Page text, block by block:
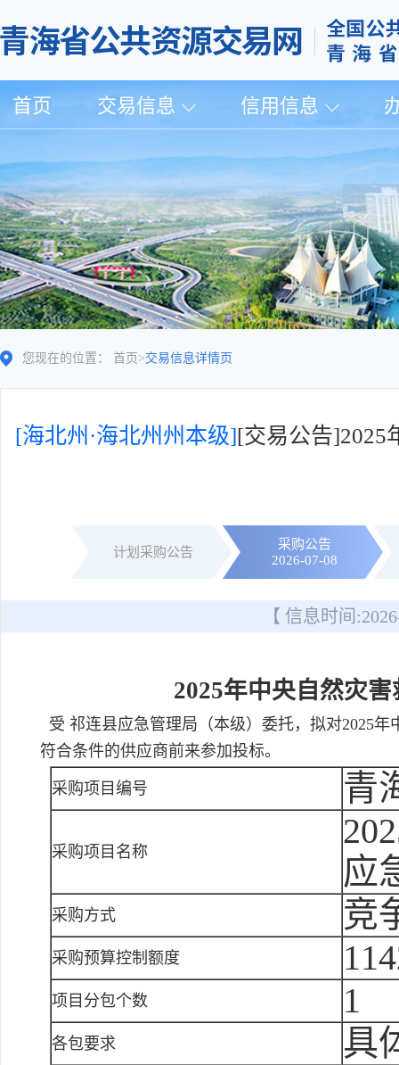
首页 交易信息 信用信息
您现在的位置： 首页 >交易信息详情页
[海北州·海北州州本级][交易公告]2025
计划采购公告
采购公告
2026-07-08
【 信息时间:
2025年中央自然灾
受 祁连县应急管理局（本级）委托，拟对2025
符合条件的供应商前来参加投标。
采购项目编号 青
采购项目名称
应
采购方式 竞
采购预算控制额度
项目分包个数 1
各包要求 具